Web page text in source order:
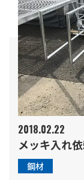
2018.02.22
メッキ入れ
鋼材